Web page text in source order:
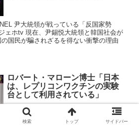
尹大統領が戦っている「反国家勢
ェホtv 現在、尹錫悦大統領と韓国社会が
国民が騙されざるを得ない衝撃の理由
ロバート・マローン博士「日本
は、レプリコンワクチンの実験
台として利用されている」
、自己増殖型RNAワクチン（レプリコ
検索 トップ サイドバー